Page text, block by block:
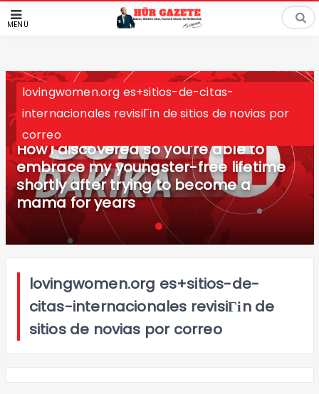
MENÜ
lovingwomen.org es+sitios-de-citas-
internacionales revisiГіn de sitios de novias por
correo
How i discovered so you’re able to
embrace my youngster-free lifetime
shortly after trying to become a
mama for years
lovingwomen.org es+sitios-de-
citas-internacionales revisiГіn de
sitios de novias por correo